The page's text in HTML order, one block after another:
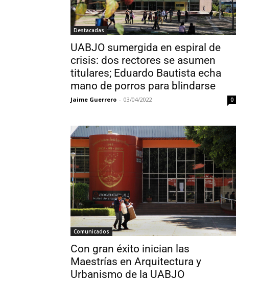
Destacadas
UABJO sumergida en espiral de
crisis: dos rectores se asumen
titulares; Eduardo Bautista echa
mano de porros para blindarse
Jaime Guerrero - 03/04/2022 0
Comunicados
Con gran éxito inician las
Maestrías en Arquitectura y
Urbanismo de la UABJO